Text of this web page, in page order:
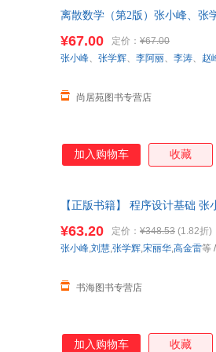
离散数学（第2版）张小峰、张
¥67.00 定价： ¥67.00
尚居苑图书专营店
张小峰、 张学辉、 李阿丽、 李涛、 赵
加入购物车 收藏
【正版书籍】 程序设计基础
¥63.20 定价： ¥348.53 (1.82折)
书海图书专营店
张小峰,刘慧,张学辉,宋丽华,高金雷等
加入购物车 收藏